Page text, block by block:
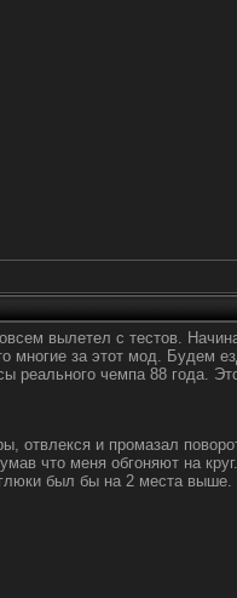
вылетел с тестов.
многие за этот мод. Будем
реального чемпа 88 года.
отвлекся и промазал
что меня обгоняют на
был бы на 2 места выше.